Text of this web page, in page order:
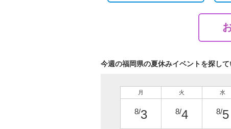
今週の福岡県の夏休みイベントを探して
月
8/3
火
8/4
水
8/5